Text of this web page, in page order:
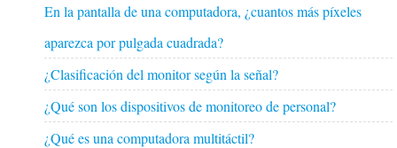
En la pantalla de una computadora, ¿cuantos más píxeles
aparezca por pulgada cuadrada?
¿Clasificación del monitor según la señal?
¿Qué son los dispositivos de monitoreo de personal?
¿Qué es una computadora multitáctil?